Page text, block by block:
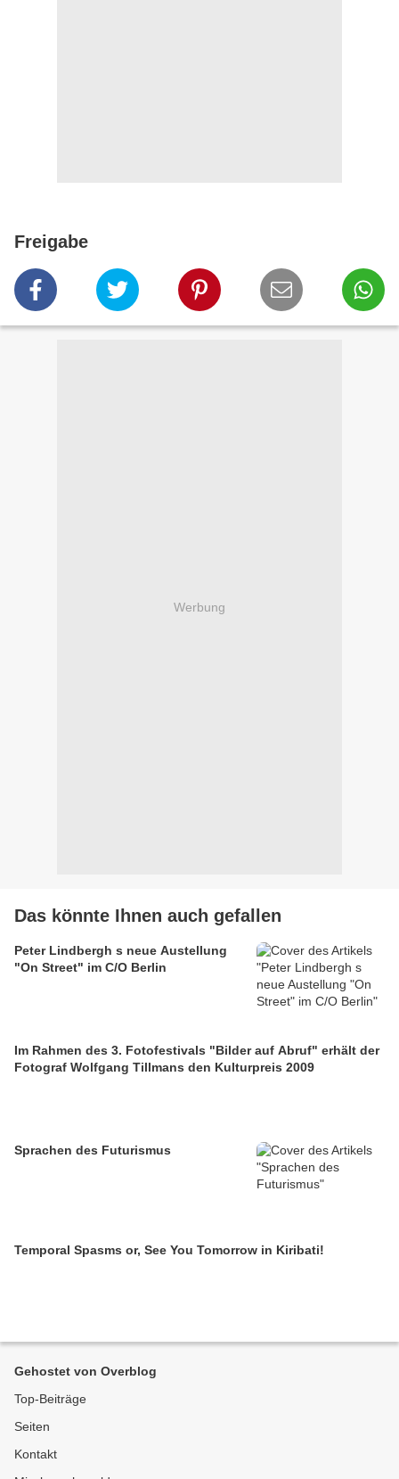
Freigabe
Werbung
Das könnte Ihnen auch gefallen
Peter Lindbergh s neue Austellung
"On Street" im C/O Berlin
Im Rahmen des 3. Fotofestivals "Bilder auf Abruf" erhält der
Fotograf Wolfgang Tillmans den Kulturpreis 2009
Sprachen des Futurismus
Temporal Spasms or, See You Tomorrow in Kiribati!
Gehostet von Overblog
Top-Beiträge
Seiten
Kontakt